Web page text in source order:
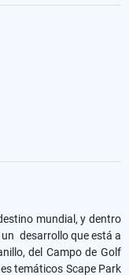
mundial, y dentro
desarrollo que está a
del Campo de Golf
temáticos Scape Park